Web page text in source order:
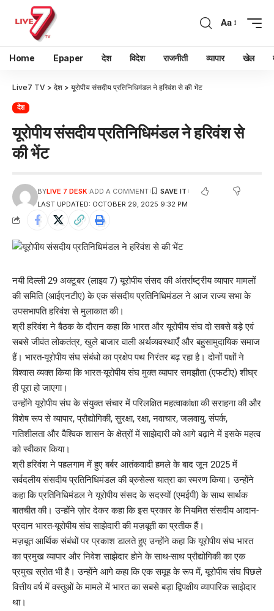
Aa
Home Epaper देश विदेश राजनीती व्यापार खेल
Live7 TV > देश > यूरोपीय संसदीय प्रतिनिधिमंडल ने हरिवंश से की भेंट
देश
यूरोपीय संसदीय प्रतिनिधिमंडल ने हरिवंश से
की भेंट
LAST UPDATED: OCTOBER 29, 2025 9:32 PM
BYLIVE 7 DESK ADD A COMMENT
नयी दिल्ली 29 अक्टूबर (लाइव 7) यूरोपीय संसद की अंतर्राष्ट्रीय व्यापार मामलों
की समिति (आईएनटीए) के एक संसदीय प्रतिनिधिमंडल ने आज राज्य सभा के
उपसभापति हरिवंश से मुलाकात की।
श्री हरिवंश ने बैठक के दौरान कहा कि भारत और यूरोपीय संघ दो सबसे बड़े एवं
सबसे जीवंत लोकतंत्र, खुले बाजार वाली अर्थव्यवस्थाएँ और बहुसामुदायिक समाज
हैं। भारत-यूरोपीय संघ संबंधो का प्रक्षेप पथ निरंतर बढ़ रहा है। दोनों पक्षों ने
विश्वास व्यक्त किया कि भारत-यूरोपीय संघ मुक्त व्यापार समझौता (एफटीए) शीघ्र
ही पूरा हो जाएगा।
उन्होंने यूरोपीय संघ के संयुक्त संचार में परिलक्षित महत्वाकांक्षा की सराहना की और
विशेष रूप से व्यापार, प्रौद्योगिकी, सुरक्षा, रक्षा, नवाचार, जलवायु, संपर्क,
गतिशीलता और वैश्विक शासन के क्षेत्रों में साझेदारी को आगे बढ़ाने में इसके महत्व
को स्वीकार किया।
श्री हरिवंश ने पहलगाम में हुए बर्बर आतंकवादी हमले के बाद जून 2025 में
सर्वदलीय संसदीय प्रतिनिधिमंडल की ब्रुसेल्स यात्रा का स्मरण किया। उन्होंने
कहा कि प्रतिनिधिमंडल ने यूरोपीय संसद के सदस्यों (एमईपी) के साथ सार्थक
बातचीत की। उन्होंने ज़ोर देकर कहा कि इस प्रकार के नियमित संसदीय आदान-
प्रदान भारत-यूरोपीय संघ साझेदारी की मज़बूती का प्रतीक हैं।
मज़बूत आर्थिक संबंधों पर प्रकाश डालते हुए उन्होंने कहा कि यूरोपीय संघ भारत
का प्रमुख व्यापार और निवेश साझेदार होने के साथ-साथ प्रौद्योगिकी का एक
प्रमुख स्रोत भी है। उन्होंने आगे कहा कि एक समूह के रूप में, यूरोपीय संघ पिछले
वित्तीय वर्ष में वस्तुओं के मामले में भारत का सबसे बड़ा द्विपक्षीय व्यापारिक साझेदार
था।